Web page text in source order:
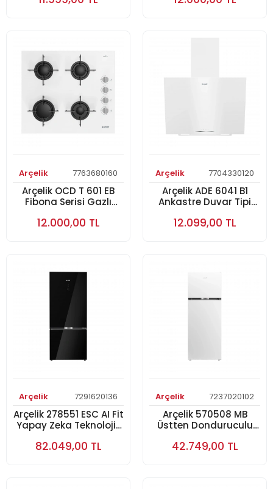
Arçelik 7763680160
Arçelik OCD T 601 EB
Fibona Serisi Gazlı
12.000,00 TL
Arçelik 7704330120
Arçelik ADE 6041 B1
Ankastre Duvar Tipi
12.099,00 TL
Arçelik 7291620136
Arçelik 278551 ESC AI Fit
Yapay Zeka Teknolojili
Buzdolabı Cam Serisi
82.049,00 TL
Arçelik 7237020102
Arçelik 570508 MB
Üstten Donduruculu
42.749,00 TL